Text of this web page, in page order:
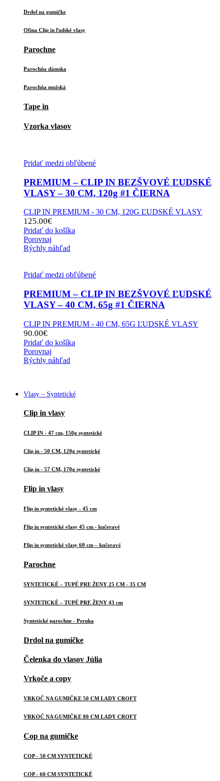
Drdol na gumičke
Ofina Clip in ľudské vlasy
Parochne
Parochňa dámska
Parochňa mužská
Tape in
Vzorka vlasov
Pridať medzi obľúbené
PREMIUM – CLIP IN BEZŠVOVÉ ĽUDSKÉ
VLASY – 30 CM, 120g #1 ČIERNA
CLIP IN PREMIUM - 30 CM, 120G ĽUDSKÉ VLASY
125.00€
Pridať do košíka
Porovnaj
Rýchly náhľad
Pridať medzi obľúbené
PREMIUM – CLIP IN BEZŠVOVÉ ĽUDSKÉ
VLASY – 40 CM, 65g #1 ČIERNA
CLIP IN PREMIUM - 40 CM, 65G ĽUDSKÉ VLASY
90.00€
Pridať do košíka
Porovnaj
Rýchly náhľad
Vlasy – Syntetické
Clip in vlasy
CLIP IN - 47 cm, 150g syntetické
Clip in - 50 CM, 120g syntetické
Clip in - 57 CM, 170g syntetické
Flip in vlasy
Flip in syntetické vlasy - 45 cm
Flip in syntetické vlasy 45 cm - kučeravé
Flip in syntetické vlasy 60 cm – kučeravé
Parochne
SYNTETICKÉ – TUPÉ PRE ŽENY 25 CM - 35 CM
SYNTETICKÉ – TUPÉ PRE ŽENY 43 cm
Syntetické parochne - Peruka
Drdol na gumičke
Čelenka do vlasov Júlia
Vrkoče a copy
VRKOČ NA GUMIČKE 50 CM LADY CROFT
VRKOČ NA GUMIČKE 80 CM LADY CROFT
Cop na gumičke
COP - 50 CM SYNTETICKÉ
COP - 60 CM SYNTETICKÉ